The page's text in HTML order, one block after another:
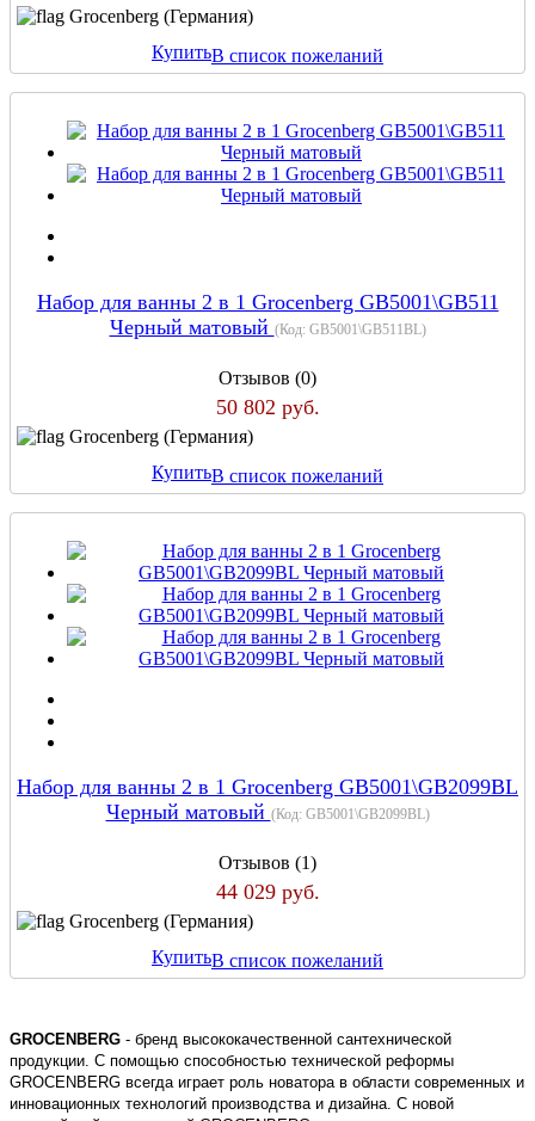
Grocenberg (Германия)
КупитьВ список пожеланий
Набор для ванны 2 в 1 Grocenberg GB5001\GB511
Черный матовый (Код: GB5001\GB511BL)
Отзывов (0)
50 802 руб.
Grocenberg (Германия)
КупитьВ список пожеланий
Набор для ванны 2 в 1 Grocenberg GB5001\GB2099BL
Черный матовый (Код: GB5001\GB2099BL)
Отзывов (1)
44 029 руб.
Grocenberg (Германия)
КупитьВ список пожеланий
GROCENBERG - бренд высококачественной сантехнической
продукции. С помощью способностью технической реформы
GROCENBERG всегда играет роль новатора в области современных и
инновационных технологий производства и дизайна. С новой